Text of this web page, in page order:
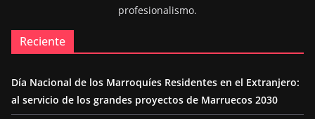
profesionalismo.
Reciente
Día Nacional de los Marroquíes Residentes en el Extranjero:
al servicio de los grandes proyectos de Marruecos 2030